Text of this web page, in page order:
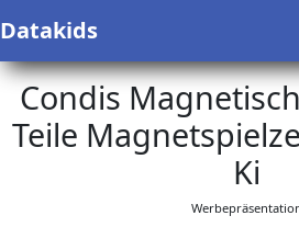
Datakids
Condis
Teile
Ki